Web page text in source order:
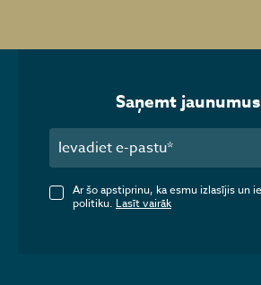
Saņemt
Ar šo apstiprinu, ka esmu izlasījis un
politiku. Lasīt vairāk